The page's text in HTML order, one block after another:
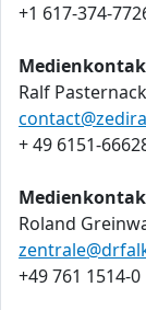
+1 617-374-
Ralf Pasternack
+ 49 6151-
Roland
+49 761 1514-0